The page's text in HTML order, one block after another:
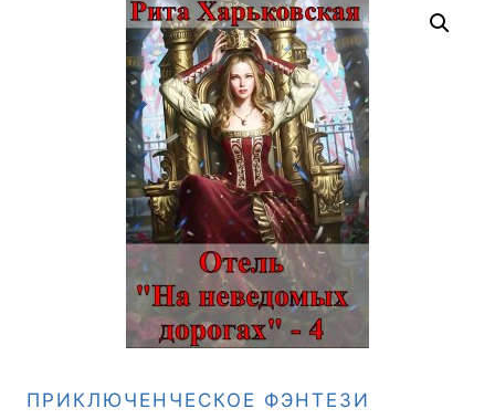
ПРИКЛЮЧЕНЧЕСКОЕ ФЭНТЕЗИ